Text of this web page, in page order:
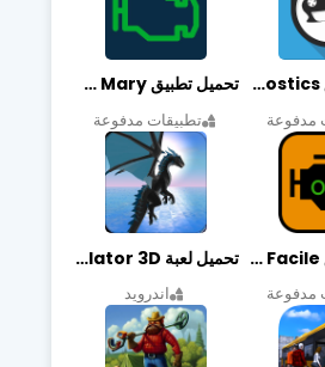
تحميل تطبيق OBDeleven Car Diagnostics مهكر أخر إصدار
مدفوعة
تحميل تطبيق Obd Mary مهكر أخر إصدار
تطبيقات مدفوعة
تحميل تطبيق EOBD Facile مهكر أخر إصدار
مدفوعة
تحميل لعبة Dragon Simulator 3D مهكرة أخر إصدار
اندرويد